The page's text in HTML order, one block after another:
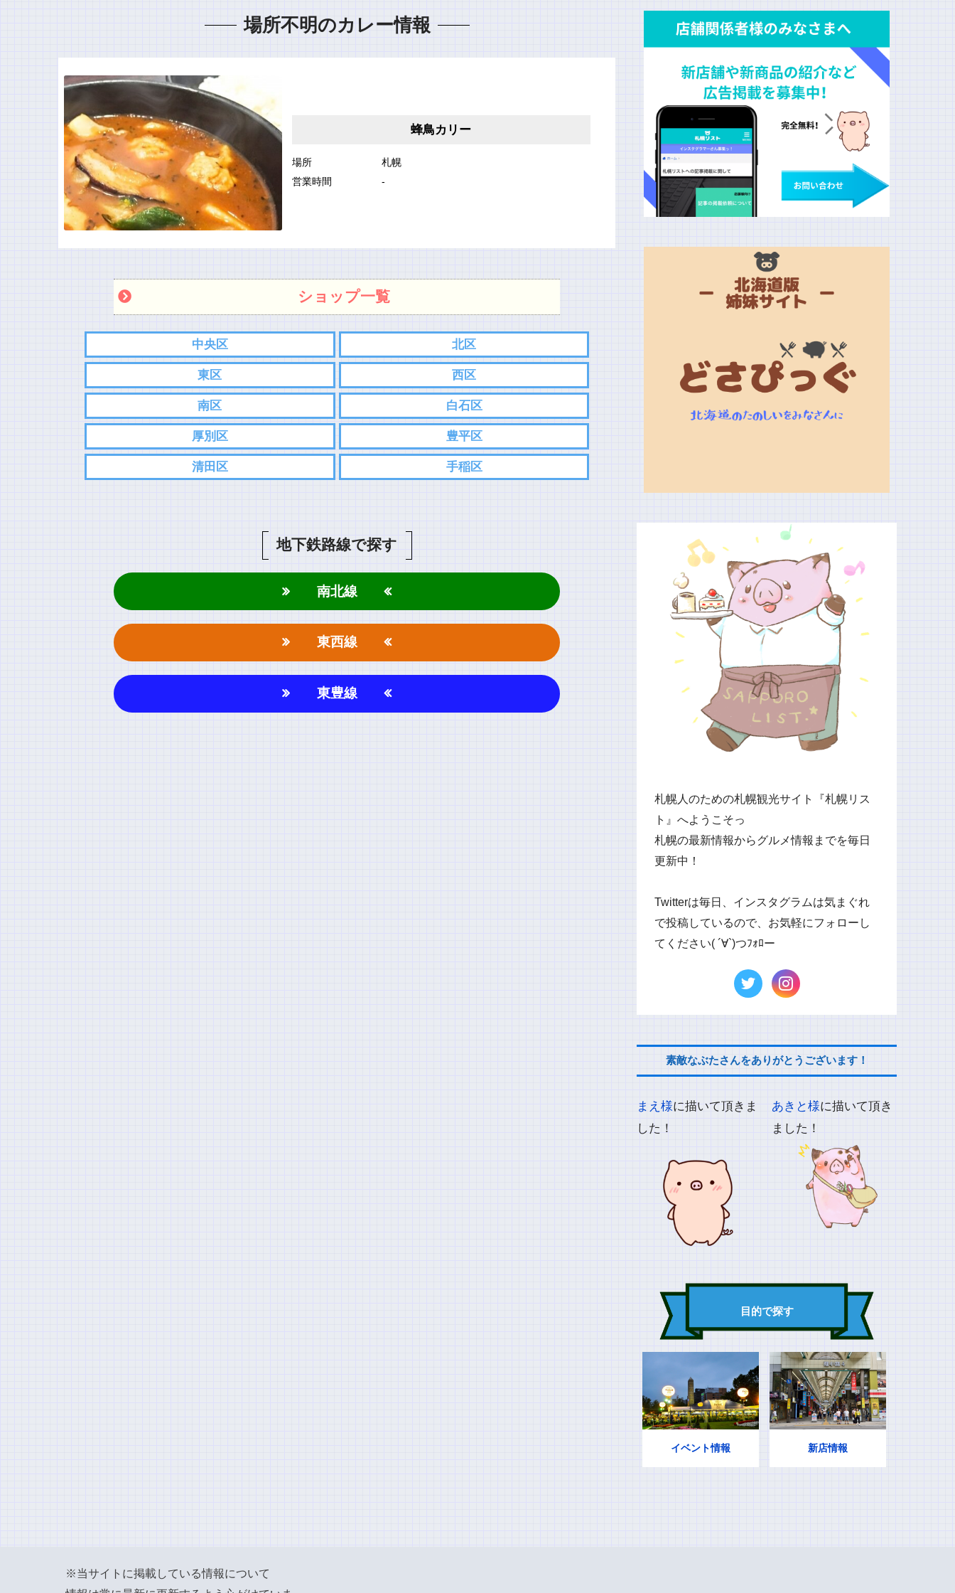
場所不明のカレー情報
蜂鳥カリー
場所
札幌
営業時間
-
ショップ一覧
中央区 北区
東区 西区
南区 白石区
厚別区 豊平区
清田区 手稲区
地下鉄路線で探す
南北線
東西線
東豊線
札幌人のための札幌観光サイト『札幌リス
ト』へようこそっ
札幌の最新情報からグルメ情報までを毎日
更新中！
Twitterは毎日、インスタグラムは気まぐれ
で投稿しているので、お気軽にフォローし
てください( ´∀`)つﾌｫﾛー
素敵なぶたさんをありがとうございます！
まえ様に描いて頂きま
した！
あきと様に描いて頂き
ました！
目的で探す
イベント情報 新店情報
※当サイトに掲載している情報について